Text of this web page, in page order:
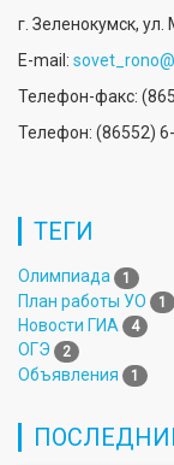
г. Зеленокумск, ул.
E-mail:
Телефон-факс:
Телефон: (86552)
ТЕГИ
Олимпиада 1
План работы УО 1
Новости ГИА 4
ОГЭ 2
Объявления 1